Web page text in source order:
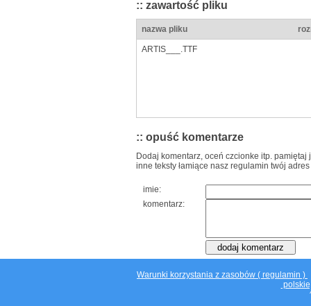
:: zawartość pliku
nazwa pliku
ARTIS___.TTF
:: opuść komentarze
Dodaj komentarz, oceń czcionke itp.
inne teksty łamiące nasz regulamin twój
imie:
komentarz:
Warunki korzystania z zasobów ( regulamin )